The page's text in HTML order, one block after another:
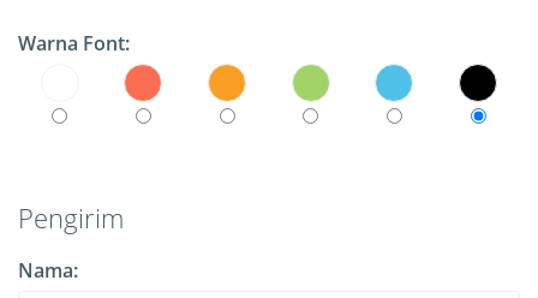
Warna Font:
Pengirim
Nama: